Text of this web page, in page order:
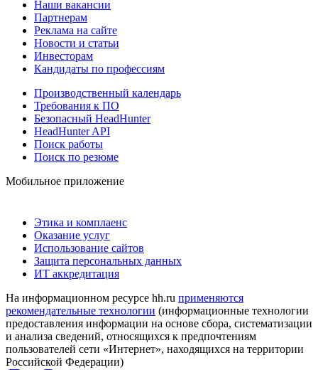
Наши вакансии
Партнерам
Реклама на сайте
Новости и статьи
Инвесторам
Кандидаты по профессиям
Производственный календарь
Требования к ПО
Безопасный HeadHunter
HeadHunter API
Поиск работы
Поиск по резюме
Мобильное приложение
Этика и комплаенс
Оказание услуг
Использование сайтов
Защита персональных данных
ИТ аккредитация
На информационном ресурсе hh.ru применяются
рекомендательные технологии (информационные технологии
предоставления информации на основе сбора, систематизации
и анализа сведений, относящихся к предпочтениям
пользователей сети «Интернет», находящихся на территории
Российской Федерации)